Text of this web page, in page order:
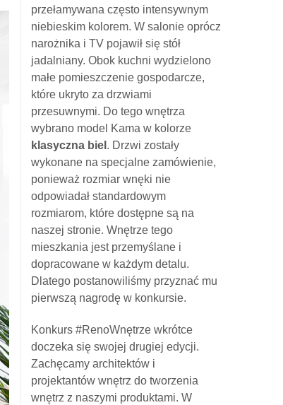
przełamywana często intensywnym
niebieskim kolorem. W salonie oprócz
narożnika i TV pojawił się stół
jadalniany. Obok kuchni wydzielono
małe pomieszczenie gospodarcze,
które ukryto za drzwiami
przesuwnymi. Do tego wnętrza
wybrano model Kama w kolorze
klasyczna biel . Drzwi zostały
wykonane na specjalne zamówienie,
ponieważ rozmiar wnęki nie
odpowiadał standardowym
rozmiarom, które dostępne są na
naszej stronie. Wnętrze tego
mieszkania jest przemyślane i
dopracowane w każdym detalu.
Dlatego postanowiliśmy przyznać mu
pierwszą nagrodę w konkursie.
Konkurs #RenoWnętrze wkrótce
doczeka się swojej drugiej edycji.
Zachęcamy architektów i
projektantów wnętrz do tworzenia
wnętrz z naszymi produktami. W